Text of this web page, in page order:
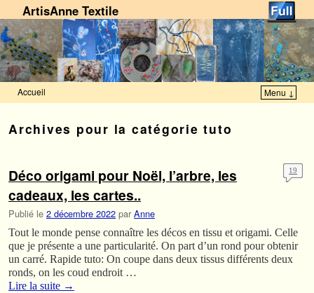
ArtisAnne Textile
Accueil Menu ↓
Archives pour la catégorietuto
Déco origami pour Noël, l’arbre, les
cadeaux, les cartes..
Publié le 2 décembre 2022 par Anne
19
Tout le monde pense connaître les décos en tissu et origami. Celle
que je présente a une particularité. On part d’un rond pour obtenir
un carré. Rapide tuto: On coupe dans deux tissus différents deux
ronds, on les coud endroit …
Lire la suite →